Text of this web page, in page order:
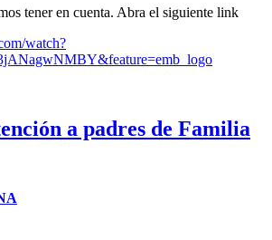
tener en cuenta. Abra el siguiente link
watch?
a padres de Familia